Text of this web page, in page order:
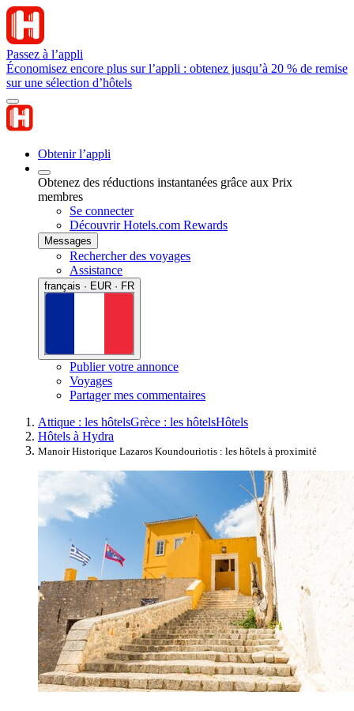
Passez à l’appli
Économisez encore plus sur l’appli : obtenez jusqu’à 20 % de remise
sur une sélection d’hôtels
Obtenir l’appli
Obtenez des réductions instantanées grâce aux Prix
membres
Se connecter
Découvrir Hotels.com Rewards
Messages
Rechercher des voyages
Assistance
français · EUR · FR
Publier votre annonce
Voyages
Partager mes commentaires
Attique : les hôtelsGrèce : les hôtelsHôtels
Hôtels à Hydra
Manoir Historique Lazaros Koundouriotis : les hôtels à proximité